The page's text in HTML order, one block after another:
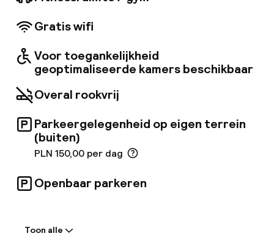
ook Europese gerechten en Poolse
biedt een prachtig panoramisch uitzicht op de
Markt en de Oude Stad, terwijl de loungebar
perfect is voor privé bijeenkomsten.
Gratis wifi
Voor toegankelijkheid
geoptimaliseerde kamers beschikbaar
Overal rookvrij
Parkeergelegenheid op eigen terrein
(buiten)
PLN 150,00 per dag
Openbaar parkeren
Toon alle